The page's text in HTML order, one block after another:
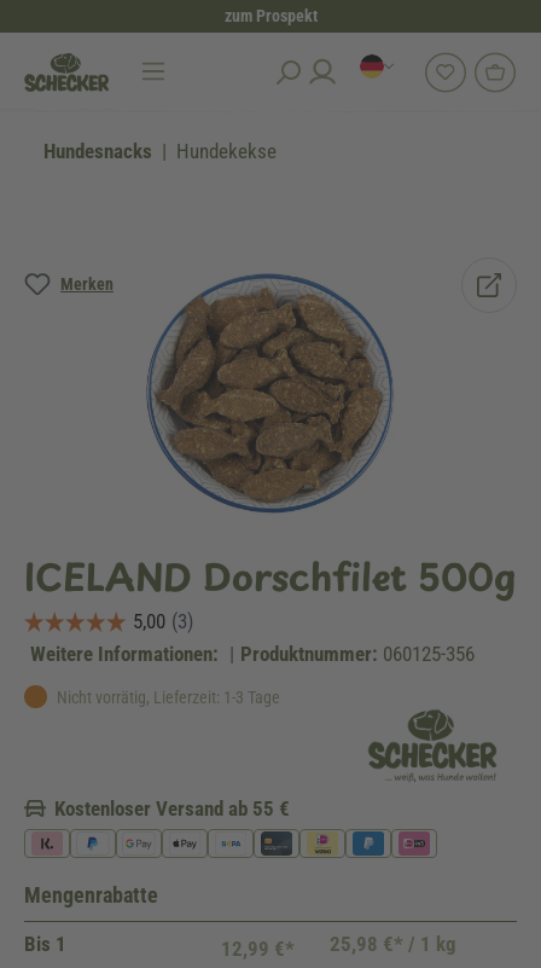
zum Prospekt
Hundesnacks Hundekekse
Merken
Bildergalerie überspringen
ICELAND Dorschfilet 500g
Weitere Informationen: | Produktnummer: 060125-356
Nicht vorrätig, Lieferzeit: 1-3 Tage
Kostenloser Versand ab 55 €
Mengenrabatte
Bis 1 12,99 €*
25,98 €* / 1 kg